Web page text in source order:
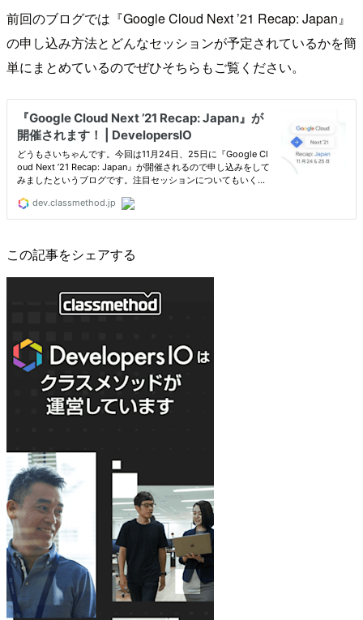
前回のブログでは『Google Cloud Next ’21 Recap: Japan』
の申し込み方法とどんなセッションが予定されているかを簡
単にまとめているのでぜひそちらもご覧ください。
この記事をシェアする